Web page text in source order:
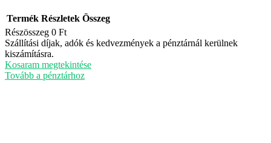
Termékek
a
kosárban
Termék Részletek Összeg
Részösszeg 0 Ft
Szállítási díjak, adók és kedvezmények a pénztárnál kerülnek
kiszámításra.
Kosaram megtekintése
Tovább a pénztárhoz